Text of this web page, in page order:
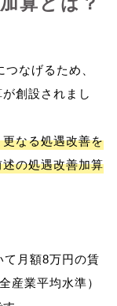
なげるため、
創設されまし
なる処遇改善を
の処遇改善加算
て月額8万円の賃
産業平均水準）